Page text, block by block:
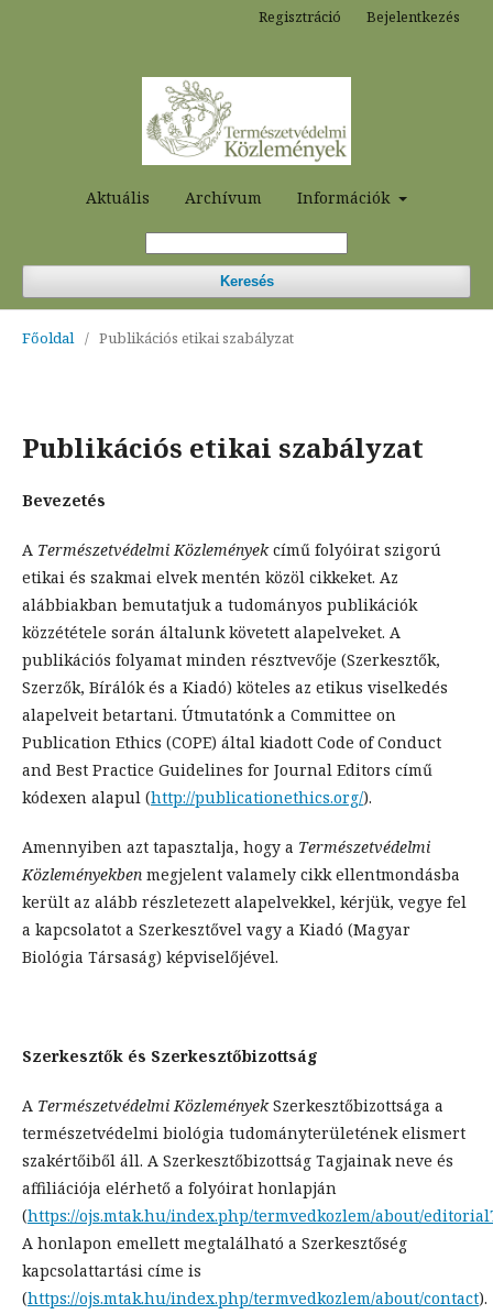
Aktuális Archívum Információk
Keresés
Regisztráció Bejelentkezés
Főoldal / Publikációs etikai szabályzat
Publikációs etikai szabályzat
Bevezetés
A Természetvédelmi Közleményekcímű folyóirat szigorú
etikai és szakmai elvek mentén közöl cikkeket. Az
alábbiakban bemutatjuk a tudományos publikációk
közzététele során általunk követett alapelveket. A
publikációs folyamat minden résztvevője (Szerkesztők,
Szerzők, Bírálók és a Kiadó) köteles az etikus viselkedés
alapelveit betartani. Útmutatónk a Committee on
Publication Ethics (COPE) által kiadott Code of Conduct
and Best Practice Guidelines for Journal Editors című
kódexen alapul (http://publicationethics.org/).
Amennyiben azt tapasztalja, hogy a Természetvédelmi
Közleményekben megjelent valamely cikk ellentmondásba
került az alább részletezett alapelvekkel, kérjük, vegye fel
a kapcsolatot a Szerkesztővel vagy a Kiadó (Magyar
Biológia Társaság) képviselőjével.
Szerkesztők és Szerkesztőbizottság
A Természetvédelmi KözleményekSzerkesztőbizottsága a
természetvédelmi biológia tudományterületének elismert
szakértőiből áll. A Szerkesztőbizottság Tagjainak neve és
affiliációja elérhető a folyóirat honlapján
(https://ojs.mtak.hu/index.php/termvedkozlem/about/
A honlapon emellett megtalálható a Szerkesztőség
kapcsolattartási címe is
(https://ojs.mtak.hu/index.php/termvedkozlem/about/contact).